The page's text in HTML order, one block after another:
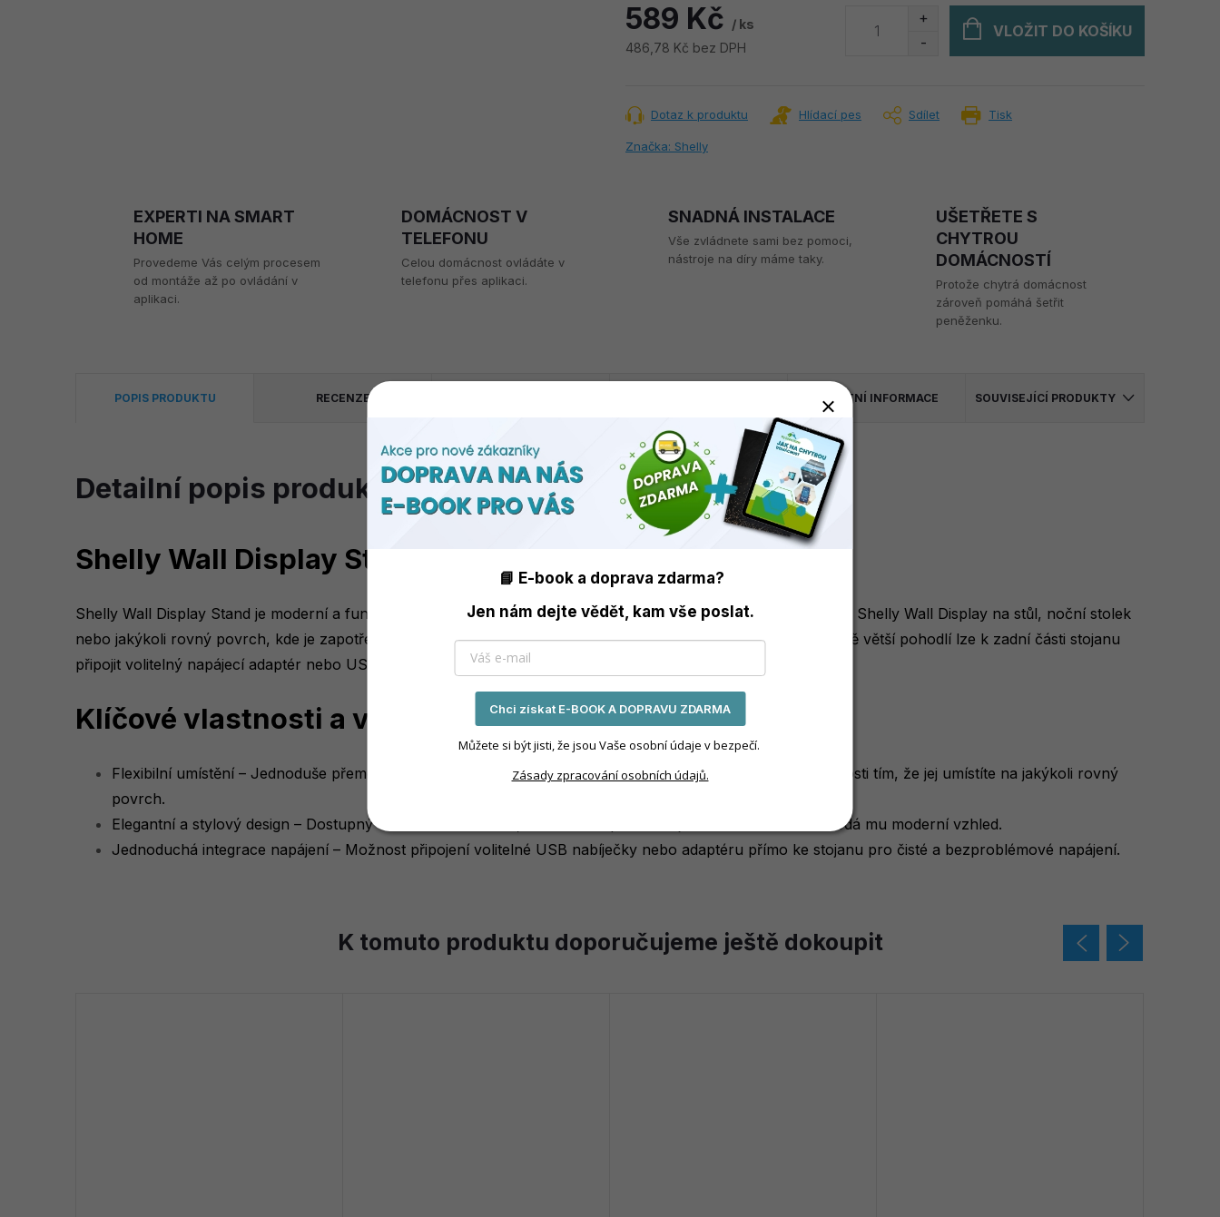
589 Kč / ks
486,78 Kč bez DPH
VLOŽIT DO KOŠÍKU
Tisk
Dotaz k produktu Hlídací pes Sdílet
Značka: Shelly
EXPERTI NA SMART
HOME
Provedeme Vás celým procesem
od montáže až po ovládání v
aplikaci.
DOMÁCNOST V
TELEFONU
Celou domácnost ovládáte v
telefonu přes aplikaci.
SNADNÁ INSTALACE
Vše zvládnete sami bez pomoci,
nástroje na díry máme taky.
UŠETŘETE S
CHYTROU
DOMÁCNOSTÍ
Protože chytrá domácnost
zároveň pomáhá šetřit
peněženku.
POPIS PRODUKTU RECENZE OSTATNÍ INFORMACE SOUVISEJÍCÍ PRODUKTY
Detailní popis produktu
Shelly Wall Display Stand
Shelly Wall Display Stand je moderní a funkční stolní stojan navržen tak, aby umožnil pohodlné umístění vašeho Shelly Wall Display na stůl, noční stolek
nebo jakýkoli rovný povrch, kde je zapotřebí rychlý a snadný přístup k ovládání inteligentní domácnosti. Pro ještě větší pohodlí lze k zadní části stojanu
připojit volitelný napájecí adaptér nebo USB nabíječku, čímž zajistíte bezproblémové napájení.
Klíčové vlastnosti a výhody:
Flexibilní umístění – Jednoduše přeměňte váš Shelly Wall Display na praktický ovladač inteligentní domácnosti tím, že jej umístíte na jakýkoli rovný
povrch.
Elegantní a stylový design – Dostupný v černé a bílé barvě, dokonale zapadne do jakéhokoli interiéru a dodá mu moderní vzhled.
Jednoduchá integrace napájení – Možnost připojení volitelné USB nabíječky nebo adaptéru přímo ke stojanu pro čisté a bezproblémové napájení.
K tomuto produktu doporučujeme ještě dokoupit
📘 E-book a doprava zdarma?
Jen nám dejte vědět, kam vše poslat.
Chci získat E-BOOK A DOPRAVU ZDARMA
Můžete si být jisti, že jsou Vaše osobní údaje v bezpečí.
Zásady zpracování osobních údajů.